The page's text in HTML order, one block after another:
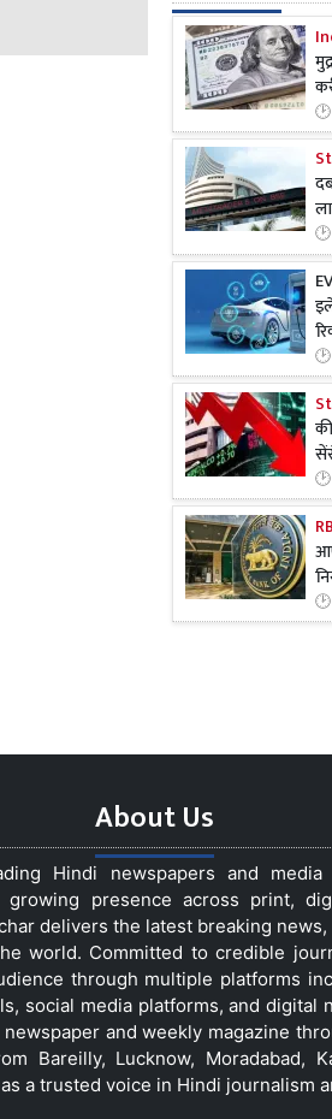
About Us
Hindi newspapers and
presence across print,
delivers the latest breaking
world. Committed to credible
through multiple platforms
social media platforms, and digital
and weekly magazine
Bareilly, Lucknow, Moradabad,
a trusted voice in Hindi journalism